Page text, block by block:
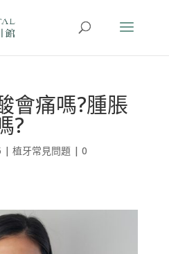
會痛嗎?腫脹
?
| 植牙常見問題| 0